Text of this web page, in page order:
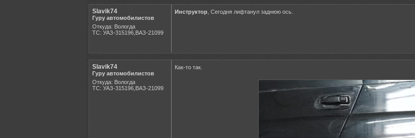
Slavik74
Гуру автомобилистов
Откуда: Вологда
ТС: УАЗ-315196,ВАЗ-21099
Инструктор , Сегодня лифтанул заднюю ось.
Slavik74
Гуру автомобилистов
Откуда: Вологда
ТС: УАЗ-315196,ВАЗ-21099
Как-то так.